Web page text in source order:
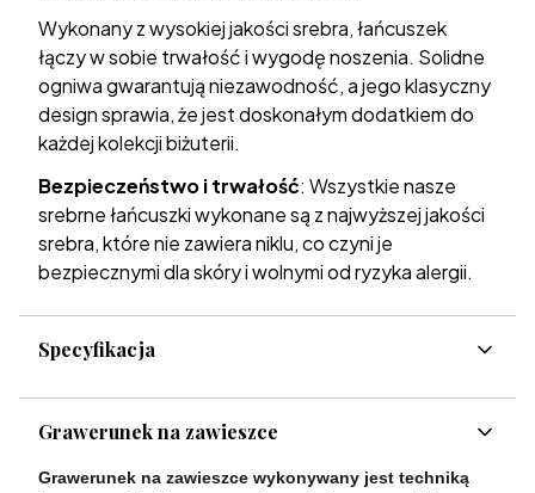
Wykonany z wysokiej jakości srebra, łańcuszek
łączy w sobie trwałość i wygodę noszenia. Solidne
ogniwa gwarantują niezawodność, a jego klasyczny
design sprawia, że jest doskonałym dodatkiem do
każdej kolekcji biżuterii.
Bezpieczeństwo i trwałość: Wszystkie nasze
srebrne łańcuszki wykonane są z najwyższej jakości
srebra, które nie zawiera niklu, co czyni je
bezpiecznymi dla skóry i wolnymi od ryzyka alergii.
Specyfikacja
Grawerunek na zawieszce
Grawerunek na zawieszce wykonywany jest techniką